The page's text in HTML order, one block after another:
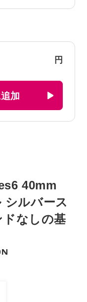
円
加
40mm
ルバース
なしの基